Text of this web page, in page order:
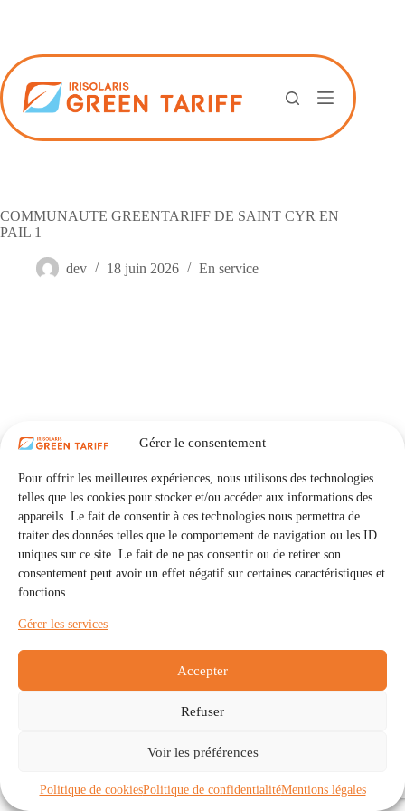
Gérer le consentement
Pour offrir les meilleures expériences, nous utilisons des technologies
telles que les cookies pour stocker et/ou accéder aux informations des
appareils. Le fait de consentir à ces technologies nous permettra de
traiter des données telles que le comportement de navigation ou les ID
uniques sur ce site. Le fait de ne pas consentir ou de retirer son
consentement peut avoir un effet négatif sur certaines caractéristiques et
fonctions.
Gérer les services
Accepter
Refuser
Voir les préférences
Politique de cookiesPolitique de confidentialitéMentions légales
COMMUNAUTE GREENTARIFF DE SAINT CYR EN
PAIL 1
dev 18 juin 2026 En service
Communautés
À propos
Politique de cookies (UE)